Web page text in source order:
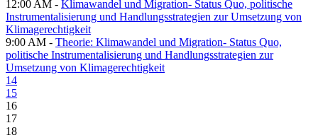
12:00 AM - Klimawandel und Migration- Status Quo, politische
Instrumentalisierung und Handlungsstrategien zur Umsetzung von
Klimagerechtigkeit
9:00 AM - Theorie: Klimawandel und Migration- Status Quo,
politische Instrumentalisierung und Handlungsstrategien zur
Umsetzung von Klimagerechtigkeit
14
15
16
17
18